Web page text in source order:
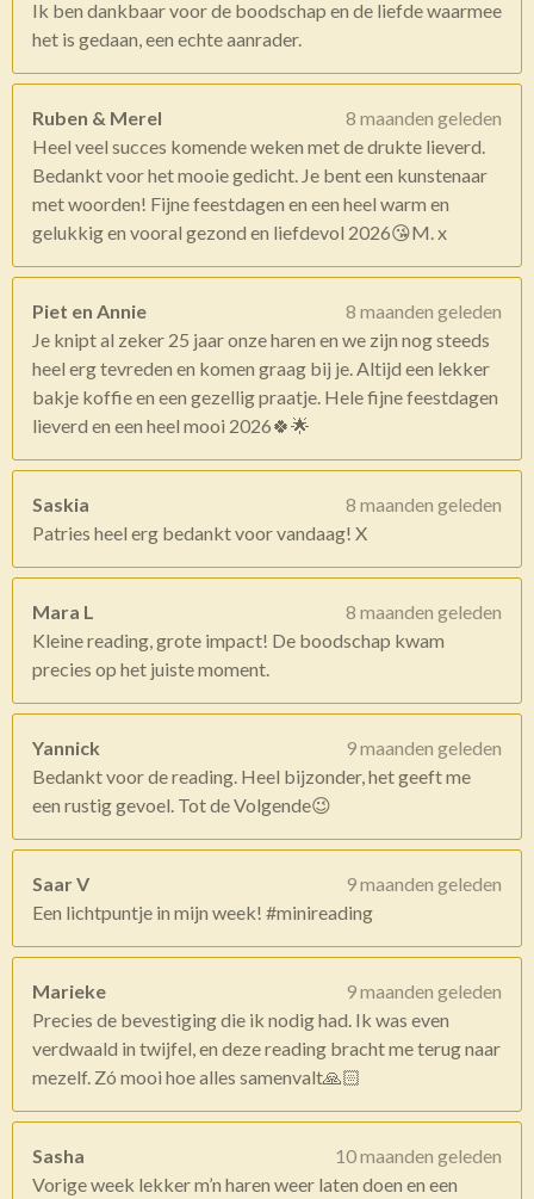
Ik ben dankbaar voor de boodschap en de liefde waarmee
het is gedaan, een echte aanrader.
Ruben & Merel
8 maanden geleden
Heel veel succes komende weken met de drukte lieverd.
Bedankt voor het mooie gedicht. Je bent een kunstenaar
met woorden! Fijne feestdagen en een heel warm en
gelukkig en vooral gezond en liefdevol 2026😘M. x
Piet en Annie
8 maanden geleden
Je knipt al zeker 25 jaar onze haren en we zijn nog steeds
heel erg tevreden en komen graag bij je. Altijd een lekker
bakje koffie en een gezellig praatje. Hele fijne feestdagen
lieverd en een heel mooi 2026🍀🌟
Saskia
8 maanden geleden
Patries heel erg bedankt voor vandaag! X
Mara L
8 maanden geleden
Kleine reading, grote impact! De boodschap kwam
precies op het juiste moment.
Yannick
9 maanden geleden
Bedankt voor de reading. Heel bijzonder, het geeft me
een rustig gevoel. Tot de Volgende😉
Saar V
9 maanden geleden
Een lichtpuntje in mijn week! #minireading
Marieke
9 maanden geleden
Precies de bevestiging die ik nodig had. Ik was even
verdwaald in twijfel, en deze reading bracht me terug naar
mezelf. Zó mooi hoe alles samenvalt🙏🏻
Sasha
10 maanden geleden
Vorige week lekker m’n haren weer laten doen en een